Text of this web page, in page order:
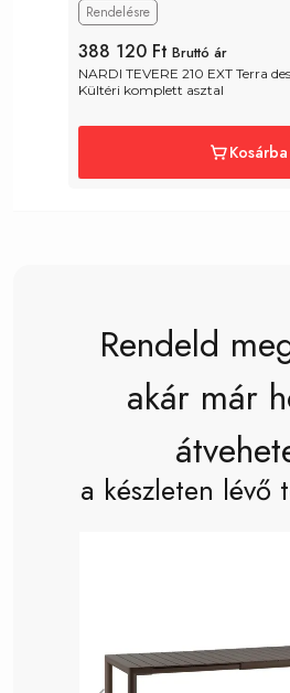
Rendelésre
388 120 Ft Bruttó ár
NARDI TEVERE 210 EXT Terra
Kültéri komplett asztal
Kosárba
Rendeld
akár már
a készleten lévő